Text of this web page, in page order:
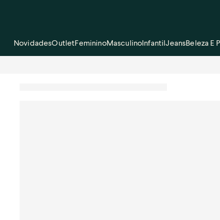
NovidadesOutletFemininoMasculinoInfantilJeansBeleza E